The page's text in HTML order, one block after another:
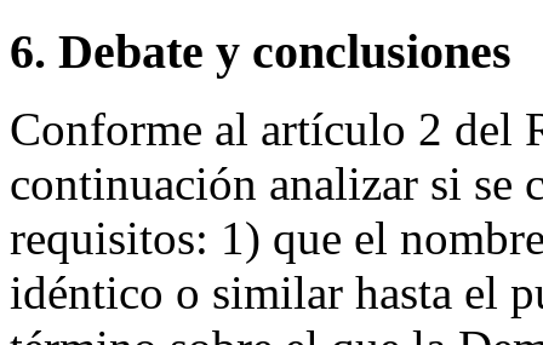
6. Debate y conclusiones
Conforme al artículo 2 del
continuación analizar si se
requisitos: 1) que el
idéntico o similar hasta el